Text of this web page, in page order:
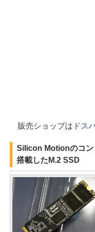
販売ショップは ドス
Silicon Motionのコン
搭載したM.2 SSD